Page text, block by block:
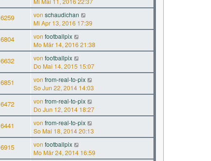
6259 von schaudichan
Mi Apr 13, 2016 17:39
6804 von footballpix
Mo Mär 14, 2016 21:38
6632 von footballpix
Do Mai 14, 2015 15:07
6851 von from-real-to-pix
So Jun 22, 2014 14:03
6472 von from-real-to-pix
Do Jun 12, 2014 18:27
6441 von from-real-to-pix
So Mai 18, 2014 20:13
6915 von footballpix
Mo Mär 24, 2014 16:59